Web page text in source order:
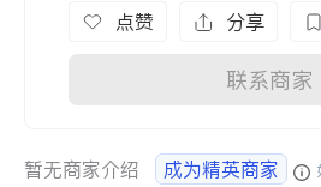
点赞 分享
联系商家
暂无商家介绍 成为精英商家